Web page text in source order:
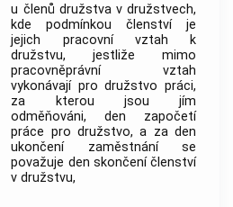
u členů družstva v družstvech,
kde podmínkou členství je
jejich pracovní vztah k
družstvu, jestliže mimo
pracovněprávní vztah
vykonávají pro družstvo práci,
za kterou jsou jím
odměňováni, den započetí
práce pro družstvo, a za den
ukončení zaměstnáníse
považuje den skončení členství
v družstvu,